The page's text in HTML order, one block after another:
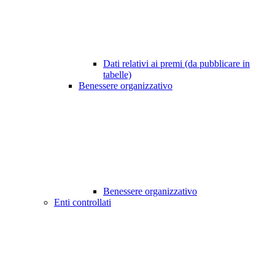
Dati relativi ai premi (da pubblicare in
tabelle)
Benessere organizzativo
Benessere organizzativo
Enti controllati